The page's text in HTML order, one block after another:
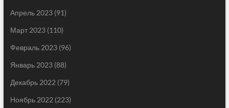
Апрель 2023(91)
Март 2023(110)
Февраль 2023(96)
Январь 2023(88)
Декабрь 2022 (79)
Ноябрь 2022 (223)